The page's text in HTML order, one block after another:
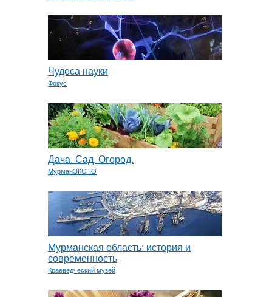
Чудеса науки
Фокус
Дача. Сад. Огород.
МурманЭКСПО
Мурманская область: история и
современность
Краеведческий музей